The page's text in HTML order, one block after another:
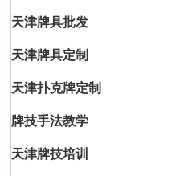
天津牌具批发
天津牌具定制
天津扑克牌定制
牌技手法教学
天津牌技培训